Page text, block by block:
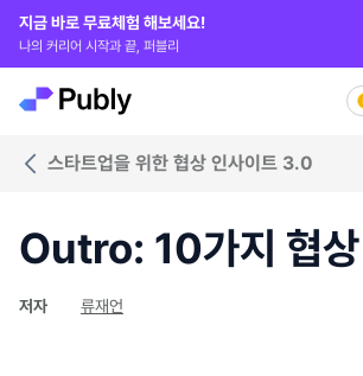
지금 바로 무료체험 해보세요!
나의 커리어 시작과 끝, 퍼블리
스타트업을 위한 협상 인사이트 3.0
Outro: 10가지 협
저자 류재언